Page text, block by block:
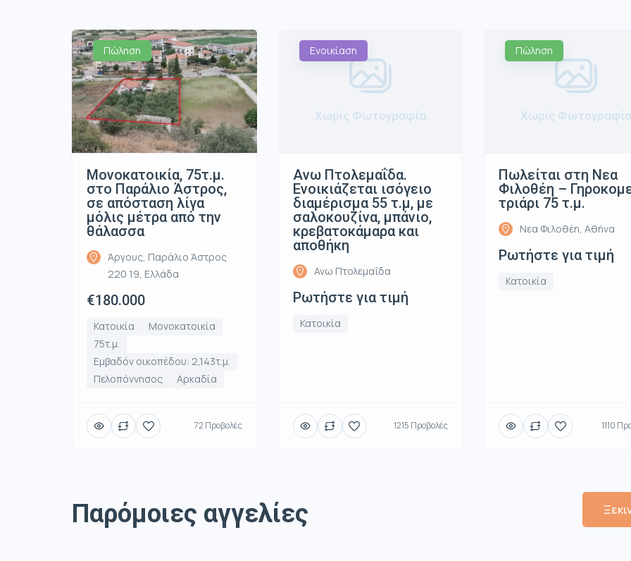
Πώληση
Μονοκατοικία, 75τ.μ.
στο Παράλιο Άστρος,
σε απόσταση λίγα
μόλις μέτρα από την
θάλασσα
Άργους, Παράλιο Άστρος
220 19, Ελλάδα
€180.000
Κατοικία
Μονοκατοικία
75τ.μ.
Εμβαδόν οικοπέδου: 2,143τ.μ.
Πελοπόννησος
Αρκαδία
72 Προβολές
Ενοικίαση
Χωρίς Φωτογραφία
Ανω Πτολεμαΐδα.
Ενοικιάζεται ισόγειο
διαμέρισμα 55 τ.μ, με
σαλοκουζίνα, μπάνιο,
κρεβατοκάμαρα και
αποθήκη
Ανω Πτολεμαΐδα
Ρωτήστε για τιμή
Κατοικία
1215 Προβολές
Πώληση
Χωρίς Φωτογραφία
Πωλείται στη Νεα
Φιλοθέη –
τριάρι 75 τ.μ.
Νεα Φιλοθέη, Αθήνα
Ρωτήστε για τιμή
Κατοικία
1110
Παρόμοιες αγγελίες